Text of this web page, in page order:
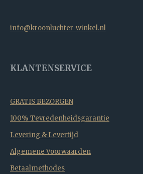
info@kroonluchter-winkel.nl
KLANTENSERVICE
GRATIS BEZORGEN
100% Tevredenheidsgarantie
Levering & Levertijd
Algemene Voorwaarden
Betaalmethodes